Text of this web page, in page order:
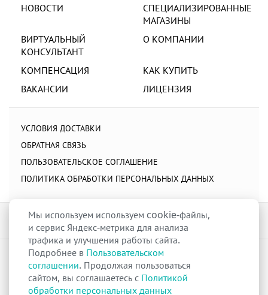
НОВОСТИ
СПЕЦИАЛИЗИРОВАННЫЕ
МАГАЗИНЫ
ВИРТУАЛЬНЫЙ
КОНСУЛЬТАНТ
О КОМПАНИИ
КОМПЕНСАЦИЯ
КАК КУПИТЬ
ВАКАНСИИ
ЛИЦЕНЗИЯ
УСЛОВИЯ ДОСТАВКИ
ОБРАТНАЯ СВЯЗЬ
ПОЛЬЗОВАТЕЛЬСКОЕ СОГЛАШЕНИЕ
ПОЛИТИКА ОБРАБОТКИ ПЕРСОНАЛЬНЫХ ДАННЫХ
raduga-ural.ru ©
Группа компаний Радуга
ЛицензияЛ042-00110-77/00263680 от 07 декабря 2017 г.
Разрешение№Р013-00110-66/03100314на дистанционную торговлю
лекарственными препаратами от 02 сентября 2025 г.
Мы используем используем cookie-файлы,
и сервис Яндекс-метрика для анализа
трафика и улучшения работы сайта.
Подробнее в Пользовательском
соглашении. Продолжая пользоваться
сайтом, вы соглашаетесь с Политикой
обработки персональных данных